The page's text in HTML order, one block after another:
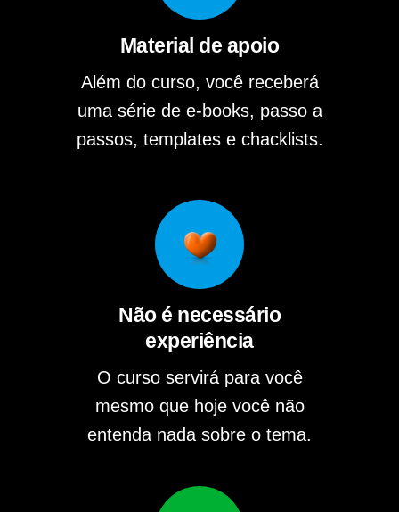
Material de apoio
Além do curso, você receberá
uma série de e-books, passo a
passos, templates e chacklists.
Não é necessário
experiência
O curso servirá para você
mesmo que hoje você não
entenda nada sobre o tema.